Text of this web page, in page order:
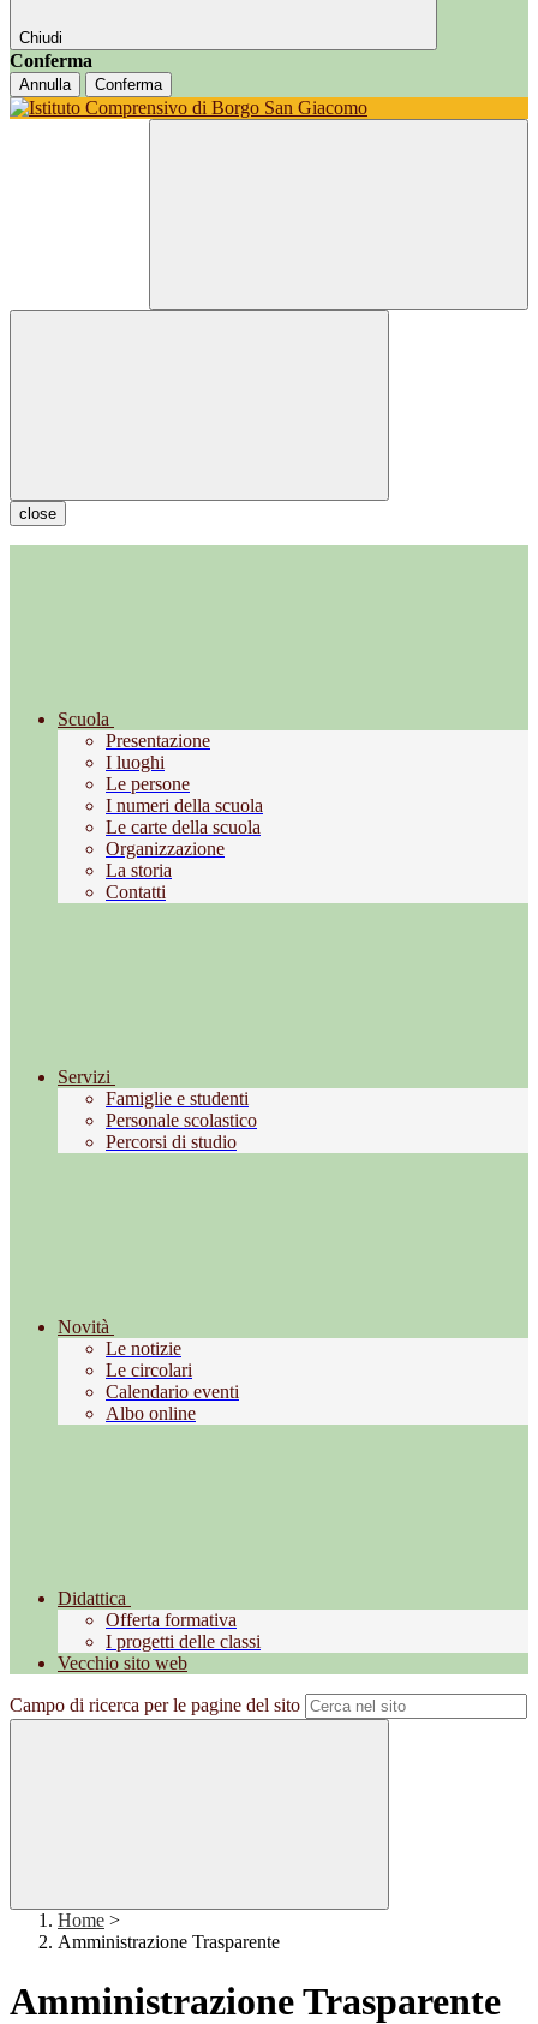
Chiudi
Conferma
Annulla Conferma
close
Scuola
Presentazione
I luoghi
Le persone
I numeri della scuola
Le carte della scuola
Organizzazione
La storia
Contatti
Servizi
Famiglie e studenti
Personale scolastico
Percorsi di studio
Novità
Le notizie
Le circolari
Calendario eventi
Albo online
Didattica
Offerta formativa
I progetti delle classi
Vecchio sito web
Campo di ricerca per le pagine del sito
Home >
Amministrazione Trasparente
Amministrazione Trasparente